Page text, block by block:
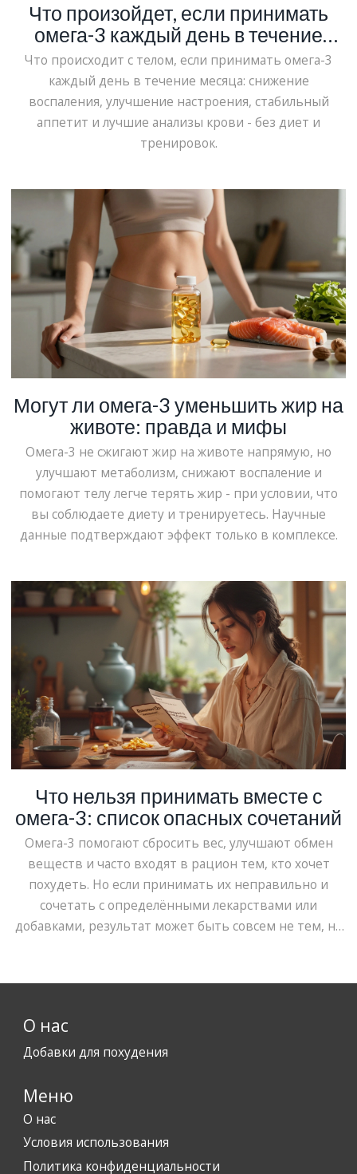
Что произойдет, если принимать
омега-3 каждый день в течение
месяца: реальные изменения в
организме
Что происходит с телом, если принимать омега-3
каждый день в течение месяца: снижение
воспаления, улучшение настроения, стабильный
аппетит и лучшие анализы крови - без диет и
тренировок.
Могут ли омега-3 уменьшить жир на
животе: правда и мифы
Омега-3 не сжигают жир на животе напрямую, но
улучшают метаболизм, снижают воспаление и
помогают телу легче терять жир - при условии, что
вы соблюдаете диету и тренируетесь. Научные
данные подтверждают эффект только в комплексе.
Что нельзя принимать вместе с
омега-3: список опасных сочетаний
Омега-3 помогают сбросить вес, улучшают обмен
веществ и часто входят в рацион тем, кто хочет
похудеть. Но если принимать их неправильно и
сочетать с определёнными лекарствами или
добавками, результат может быть совсем не тем, на
эффекты и на что стоит обратить внимание. Читай
жирных кислот и избежать неприятностей. Всё без
воды и лишней теории — только практические
О нас
Добавки для похудения
Меню
О нас
Условия использования
Политика конфиденциальности